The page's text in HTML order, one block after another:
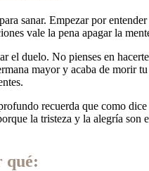
sanar. Empezar por
vale la pena apagar la
el duelo. No pienses en
mayor y acaba de morir
recuerda que como
la tristeza y la alegría
qué: